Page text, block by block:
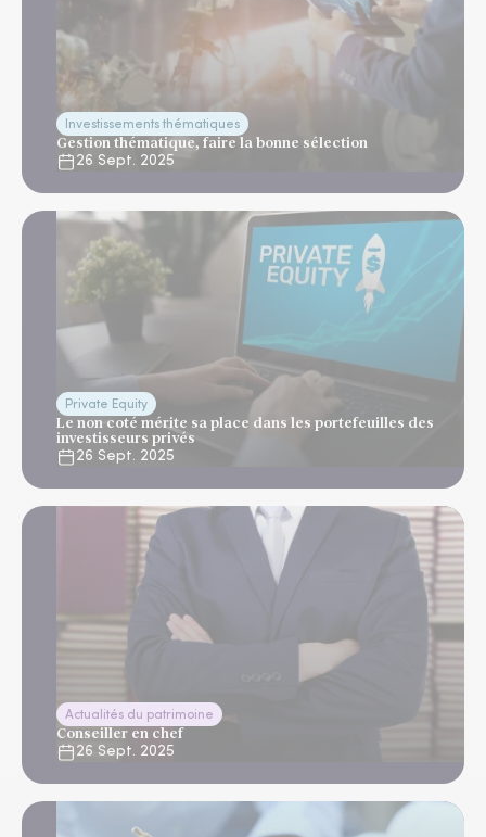
Investissements thématiques
Gestion thématique, faire la bonne sélection
26 Sept. 2025
Private Equity
Le non coté mérite sa place dans les portefeuilles des
investisseurs privés
26 Sept. 2025
Actualités du patrimoine
Conseiller en chef
26 Sept. 2025